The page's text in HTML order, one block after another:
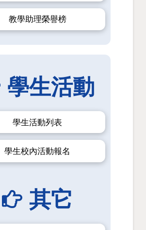
教學助理榮譽榜
學生活動
學生活動列表
學生校內活動報名
其它